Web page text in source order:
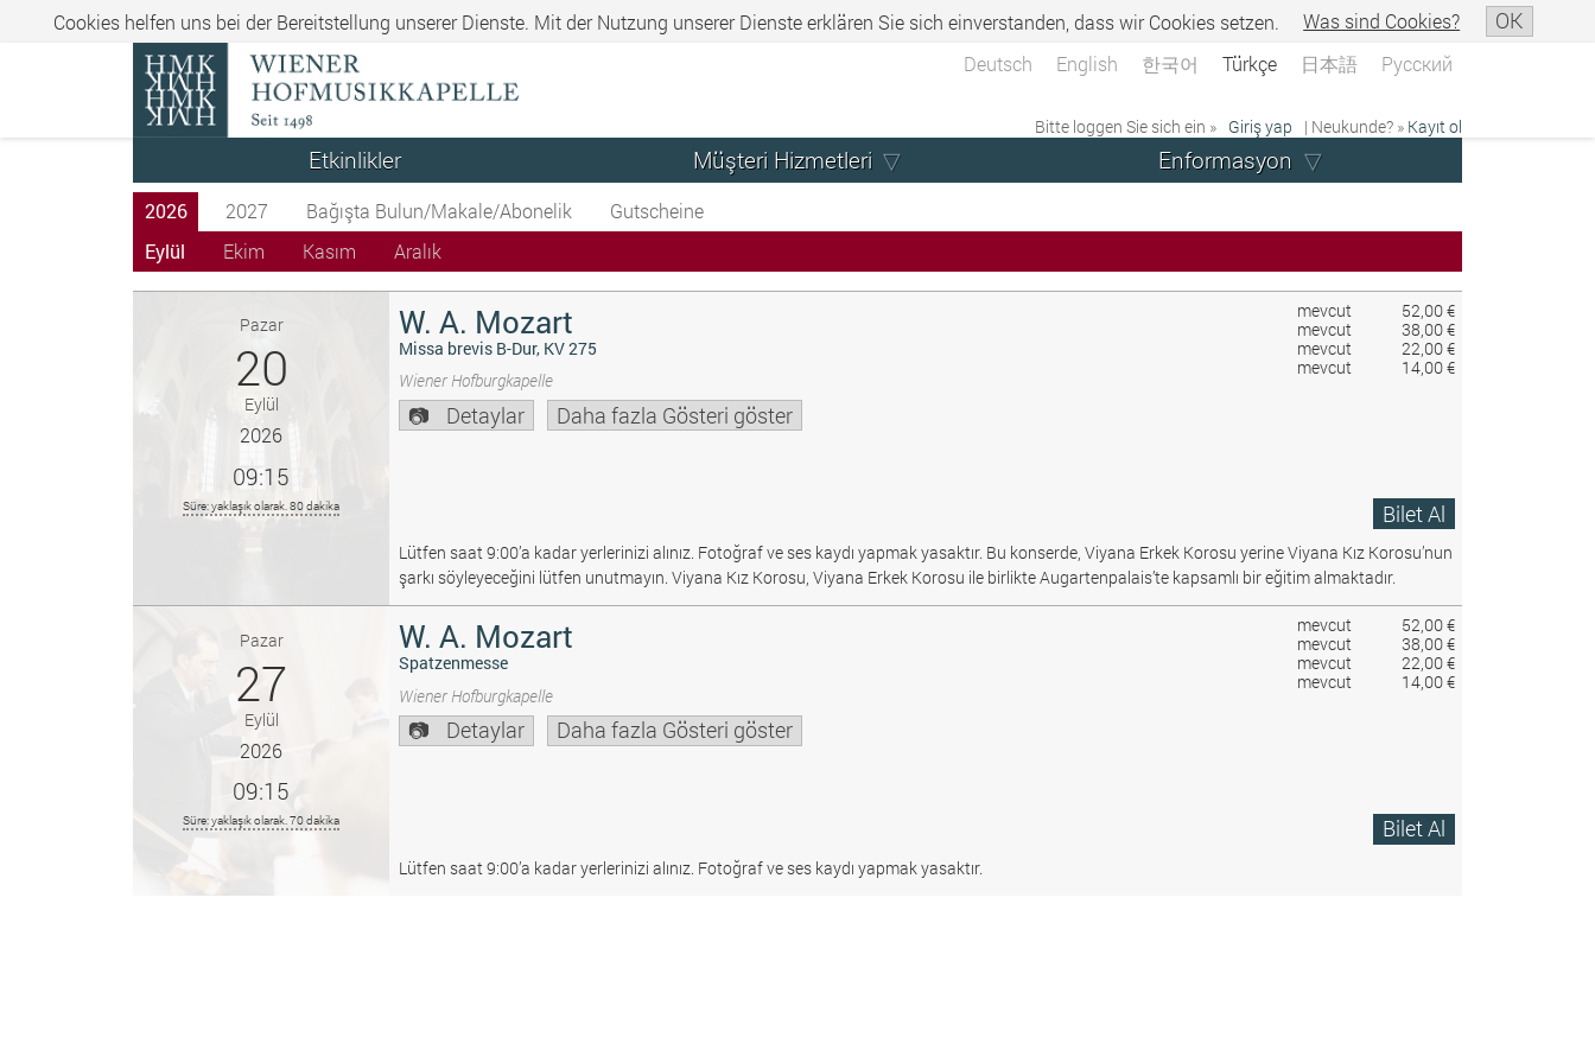
Cookies helfen uns bei der Bereitstellung unserer Dienste. Mit der Nutzung unserer Dienste erklären Sie sich einverstanden, dass wir Cookies setzen. Was sind Cookies? OK
Deutsch English 한국어 Türkçe 日本語 Русский
Bitte loggen Sie sich ein » Giriş yap | Neukunde? » Kayıt ol
Etkinlikler Müşteri Hizmetleri Enformasyon
2026 2027 Bağışta Bulun/Makale/Abonelik
Gutscheine
Eylül
Ekim Kasım Aralık
mevcut
52,00 €
mevcut
38,00 €
mevcut
22,00 €
mevcut
14,00 €
Pazar
20
Eylül
2026
09:15
Süre: yaklaşık olarak. 80 dakika
W. A. Mozart
Missa brevis B-Dur, KV 275
Wiener Hofburgkapelle
Detaylar Daha fazla Gösteri göster
Bilet Al
Lütfen saat 9:00’a kadar yerlerinizi alınız. Fotoğraf ve ses kaydı yapmak yasaktır. Bu konserde, Viyana Erkek Korosu yerine Viyana Kız Korosu’nun
şarkı söyleyeceğini lütfen unutmayın. Viyana Kız Korosu, Viyana Erkek Korosu ile birlikte Augartenpalais’te kapsamlı bir eğitim almaktadır.
mevcut
52,00 €
mevcut
38,00 €
mevcut
22,00 €
mevcut
14,00 €
Pazar
27
Eylül
2026
09:15
Süre: yaklaşık olarak. 70 dakika
W. A. Mozart
Spatzenmesse
Wiener Hofburgkapelle
Detaylar Daha fazla Gösteri göster
Bilet Al
Lütfen saat 9:00’a kadar yerlerinizi alınız. Fotoğraf ve ses kaydı yapmak yasaktır.